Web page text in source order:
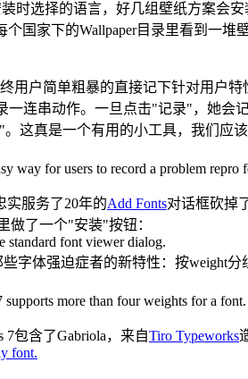
时选择的语言，好几组壁纸方案会
个国家下的Wallpaper目录里看到一
用户简单粗暴的直接记下针对用户
一连串动作。一旦点击"记录"，她
这真是一个有用的小工具，我们应
实服务了20年的Add Fonts对话框砍掉
了一个"安装"按钮：
字体强迫症者的新特性：按weight
包含了Gabriola，来自Tiro Typeworks